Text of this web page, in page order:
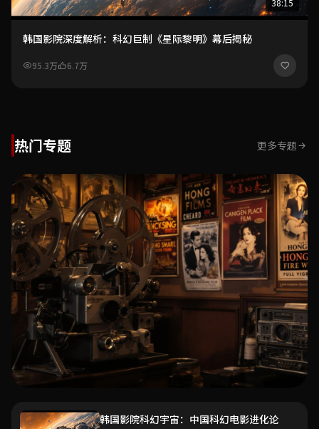
38:15
韩国影院深度解析：科幻巨制《星际黎明》幕后揭秘
95.3万 6.7万
热门专题 更多专题
专题 韩国影院科幻宇宙：中国科幻电影进化论